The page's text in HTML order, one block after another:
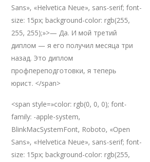
Sans», «Helvetica Neue», sans-serif; font-
size: 15px; background-color: rgb(255,
255, 255);»>— Да. И мой третий
диплом — я его получил месяца три
назад. Это диплом
профпереподготовки, я теперь
юрист. </span>
<span style=»color: rgb(0, 0, 0); font-
family: -apple-system,
BlinkMacSystemFont, Roboto, «Open
Sans», «Helvetica Neue», sans-serif; font-
size: 15px; background-color: rgb(255,